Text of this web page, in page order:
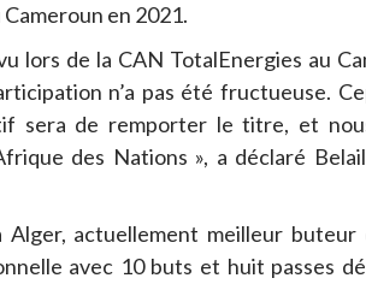
en 2021.
lors de la CAN TotalEnergies au
n’a pas été fructueuse.
sera de remporter le titre, et
des Nations », a déclaré
actuellement meilleur
avec 10 buts et huit passes